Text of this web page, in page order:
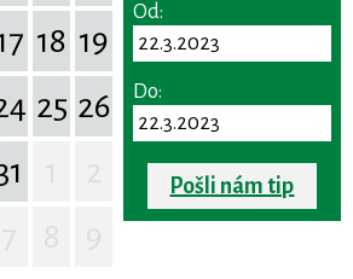
18 19
25 26
Od:
Do:
Pošli nám tip